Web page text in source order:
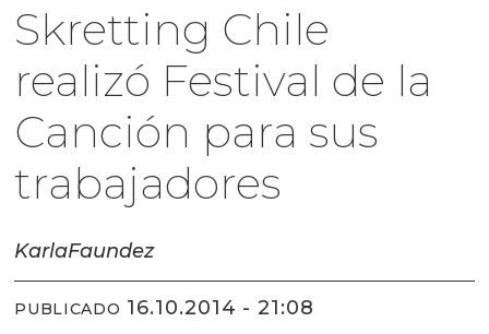
Skretting Chile
realizó Festival de la
Canción para sus
trabajadores
KarlaFaundez
PUBLICADO 16.10.2014 - 21:08